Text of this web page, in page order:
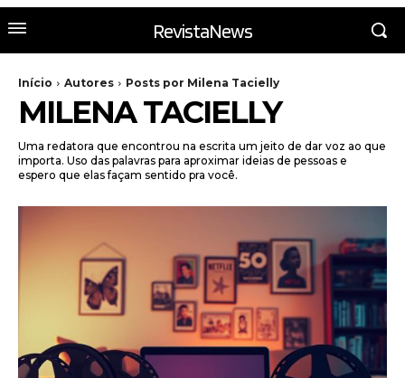
RevistaNews
Início Autores Posts por Milena Tacielly
MILENA TACIELLY
Uma redatora que encontrou na escrita um jeito de dar voz ao que
importa. Uso das palavras para aproximar ideias de pessoas e
espero que elas façam sentido pra você.